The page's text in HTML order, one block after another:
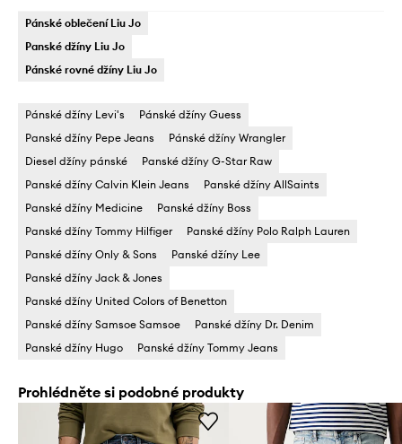
Pánské oblečení Liu Jo
Panské džíny Liu Jo
Pánské rovné džíny Liu Jo
Pánské džíny Levi's
Pánské džíny Guess
Panské džíny Pepe Jeans
Pánské džíny Wrangler
Diesel džíny pánské
Panské džíny G-Star Raw
Panské džíny Calvin Klein Jeans
Panské džíny AllSaints
Panské džíny Medicine
Panské džíny Boss
Panské džíny Tommy Hilfiger
Panské džíny Polo Ralph Lauren
Panské džíny Only & Sons
Panské džíny Lee
Panské džíny Jack & Jones
Panské džíny United Colors of Benetton
Panské džíny Samsoe Samsoe
Panské džíny Dr. Denim
Panské džíny Hugo
Panské džíny Tommy Jeans
Prohlédněte si podobné produkty